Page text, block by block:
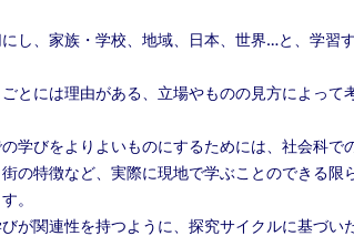
にし、家族・学校、地域、日本、世界…と、学習
とには理由がある、立場やものの見方によって
学びをよりよいものにするためには、社会科
の特徴など、実際に現地で学ぶことのできる限
。
が関連性を持つように、探究サイクルに基づい